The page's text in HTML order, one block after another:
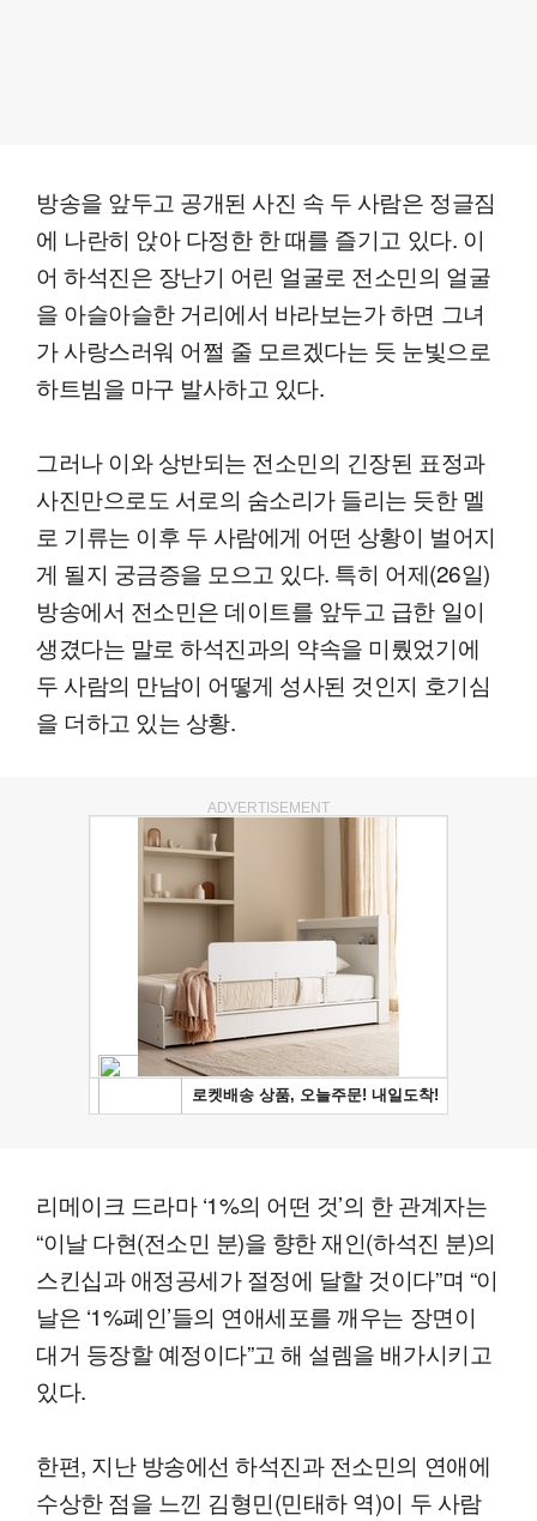
방송을 앞두고 공개된 사진 속 두 사람은 정글짐
에 나란히 앉아 다정한 한 때를 즐기고 있다. 이
어 하석진은 장난기 어린 얼굴로 전소민의 얼굴
을 아슬아슬한 거리에서 바라보는가 하면 그녀
가 사랑스러워 어쩔 줄 모르겠다는 듯 눈빛으로
하트빔을 마구 발사하고 있다.
그러나 이와 상반되는 전소민의 긴장된 표정과
사진만으로도 서로의 숨소리가 들리는 듯한 멜
로 기류는 이후 두 사람에게 어떤 상황이 벌어지
게 될지 궁금증을 모으고 있다. 특히 어제(26일)
방송에서 전소민은 데이트를 앞두고 급한 일이
생겼다는 말로 하석진과의 약속을 미뤘었기에
두 사람의 만남이 어떻게 성사된 것인지 호기심
을 더하고 있는 상황.
ADVERTISEMENT
리메이크 드라마 ‘1%의 어떤 것’의 한 관계자는
“이날 다현(전소민 분)을 향한 재인(하석진 분)의
스킨십과 애정공세가 절정에 달할 것이다”며 “이
날은 ‘1%폐인’들의 연애세포를 깨우는 장면이
대거 등장할 예정이다”고 해 설렘을 배가시키고
있다.
한편, 지난 방송에선 하석진과 전소민의 연애에
수상한 점을 느낀 김형민(민태하 역)이 두 사람